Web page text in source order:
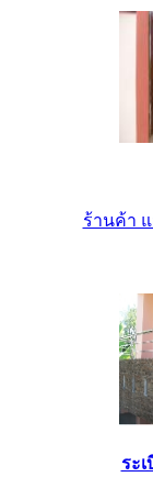
ร้านค้า
ระ